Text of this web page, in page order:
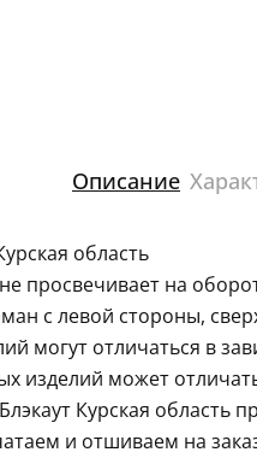
Описание
область
просвечивает на
с левой стороны,
могут отличаться в
изделий может
Курская область
и отшиваем на